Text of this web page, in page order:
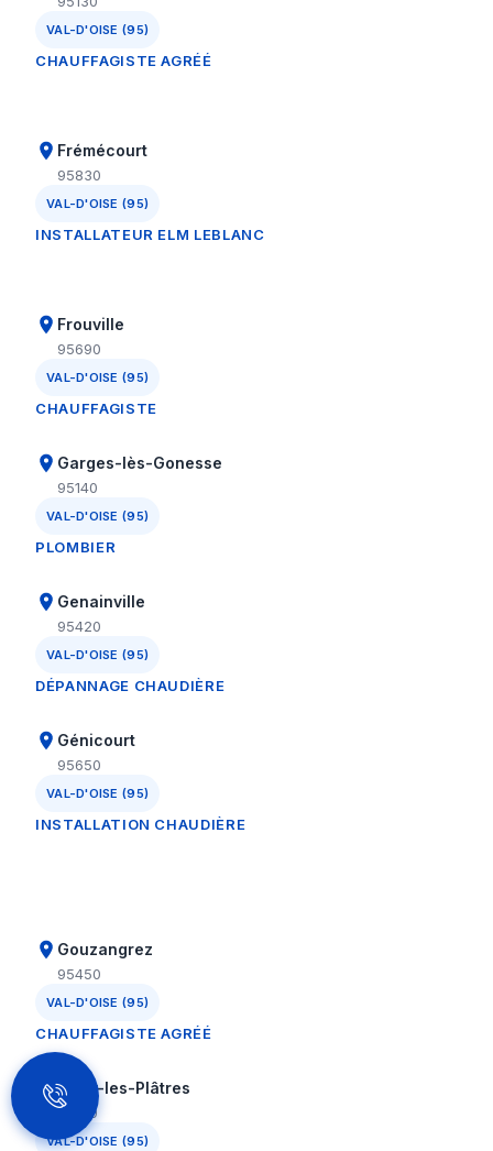
VAL-D'OISE (95)
CHAUFFAGISTE AGRÉÉ
Frémécourt
95830
VAL-D'OISE (95)
INSTALLATEUR ELM LEBLANC
Frouville
95690
VAL-D'OISE (95)
CHAUFFAGISTE
Garges-lès-Gonesse
95140
VAL-D'OISE (95)
PLOMBIER
Genainville
95420
VAL-D'OISE (95)
DÉPANNAGE CHAUDIÈRE
Génicourt
95650
VAL-D'OISE (95)
INSTALLATION CHAUDIÈRE
Gouzangrez
95450
VAL-D'OISE (95)
CHAUFFAGISTE AGRÉÉ
Grisy-les-Plâtres
95810
VAL-D'OISE (95)